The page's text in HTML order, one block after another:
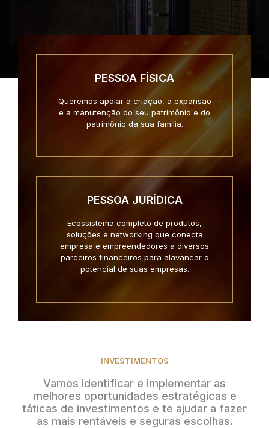
PESSOA FÍSICA
Queremos apoiar a criação, a expansão
e a manutenção do seu patrimônio e do
patrimônio da sua família.
PESSOA JURÍDICA
Ecossistema completo de produtos,
soluções e networking que conecta
empresa e empreendedores a diversos
parceiros financeiros para alavancar o
potencial de suas empresas.
INVESTIMENTOS
Vamos identificar e implementar as
melhores oportunidades estratégicas e
táticas de investimentos e te ajudar a fazer
as mais rentáveis e seguras escolhas.